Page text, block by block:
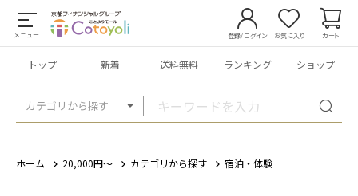
メニュー
カテゴリから探す
登録/ログイン お気に入り カート
トップ 新着 送料無料 ランキング ショップ
ホーム 20,000円～ カテゴリから探す 宿泊・体験